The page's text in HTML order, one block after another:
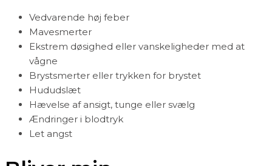
Vedvarende høj feber
Mavesmerter
Ekstrem døsighed eller vanskeligheder med at
vågne
Brystsmerter eller trykken for brystet
Hududslæt
Hævelse af ansigt, tunge eller svælg
Ændringer i blodtryk
Let angst